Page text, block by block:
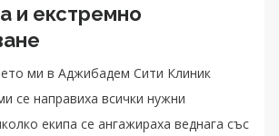
и екстремно
ми в Аджибадем Сити Клиник
се направиха всички нужни
екипа се ангажираха веднага със